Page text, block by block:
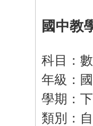
國中教
科目：
年級：
學期：
類別：